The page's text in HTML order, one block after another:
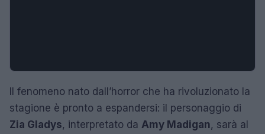
Il fenomeno nato dall’horror che ha rivoluzionato la
stagione è pronto a espandersi: il personaggio di
Zia Gladys, interpretato da Amy Madigan, sarà al